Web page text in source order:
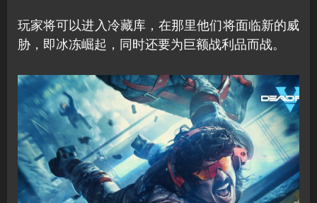
玩家将可以进入冷藏库，在那里他们将面临新的威
胁，即冰冻崛起，同时还要为巨额战利品而战。